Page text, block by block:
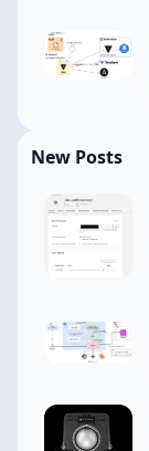
New Posts